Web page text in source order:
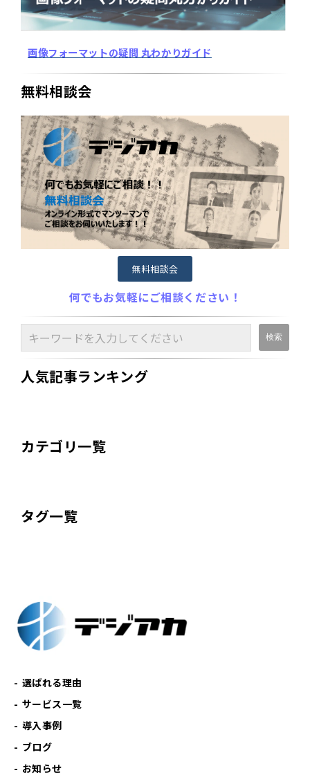
画像フォーマットの疑問 丸わかりガイド
無料相談会
無料相談会
何でもお気軽にご相談ください！
人気記事ランキング
カテゴリ一覧
タグ一覧
選ばれる理由
サービス一覧
導入事例
ブログ
お知らせ